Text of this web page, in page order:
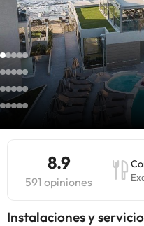
8.9
591 opiniones
Instalaciones y